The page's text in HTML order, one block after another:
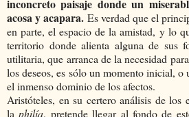
inconcreto paisaje donde un
acosa y acapara. Es verdad que el
en parte, el espacio de la amistad, y lo
territorio donde alienta alguna de sus
utilitaria, que arranca de la necesidad
los deseos, es sólo un momento inicial, o
el inmenso dominio de los afectos.
Aristóteles, en su certero análisis de los
laphilía, pretende llegar al fondo de